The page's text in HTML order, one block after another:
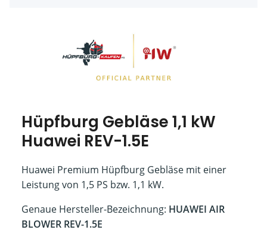
Hüpfburg Gebläse 1,1 kW
Huawei REV-1.5E
Huawei Premium Hüpfburg Gebläse mit einer
Leistung von 1,5 PS bzw. 1,1 kW.
Genaue Hersteller-Bezeichnung: HUAWEI AIR
BLOWER REV-1.5E